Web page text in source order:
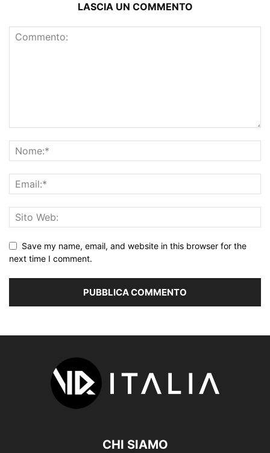
LASCIA UN COMMENTO
Save my name, email, and website in this browser for the
next time I comment.
CHI SIAMO